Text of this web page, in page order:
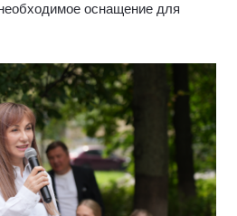
оснащение для